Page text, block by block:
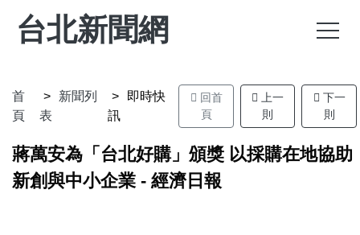
台北新聞網
首
頁
新聞列
表
即時快
訊
回首
頁
上一
則
下一
則
蔣萬安為「台北好購」頒獎 以採購在地協助
新創與中小企業 - 經濟日報